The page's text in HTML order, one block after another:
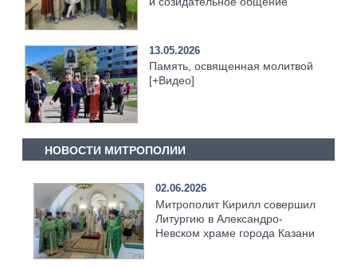
13.05.2026
Память, освященная молитвой
[+Видео]
НОВОСТИ МИТРОПОЛИИ
02.06.2026
Митрополит Кирилл совершил
Литургию в Александро-
Невском храме города Казани